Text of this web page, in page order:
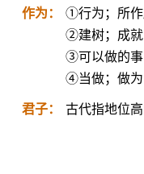
作为：
①行为；所作
②建树；成就
③可以做的事
④当做；做为
君子： 古代指地位